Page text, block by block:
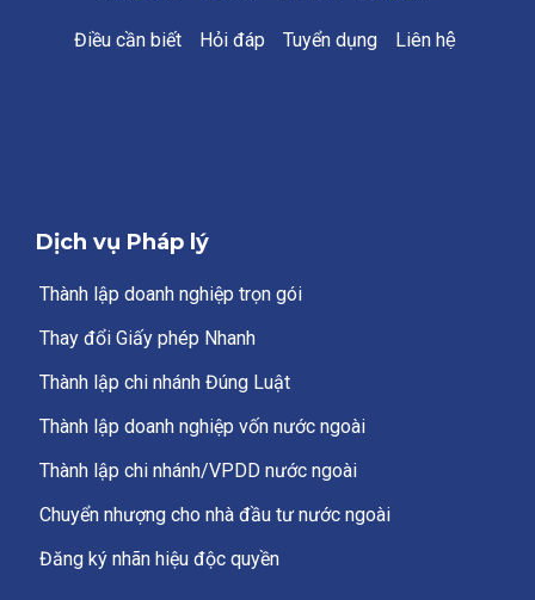
Điều cần biết Hỏi đáp Tuyển dụng Liên hệ
Dịch vụ Pháp lý
Thành lập doanh nghiệp trọn gói
Thay đổi Giấy phép Nhanh
Thành lập chi nhánh Đúng Luật
Thành lập doanh nghiệp vốn nước ngoài
Thành lập chi nhánh/VPDD nước ngoài
Chuyển nhượng cho nhà đầu tư nước ngoài
Đăng ký nhãn hiệu độc quyền